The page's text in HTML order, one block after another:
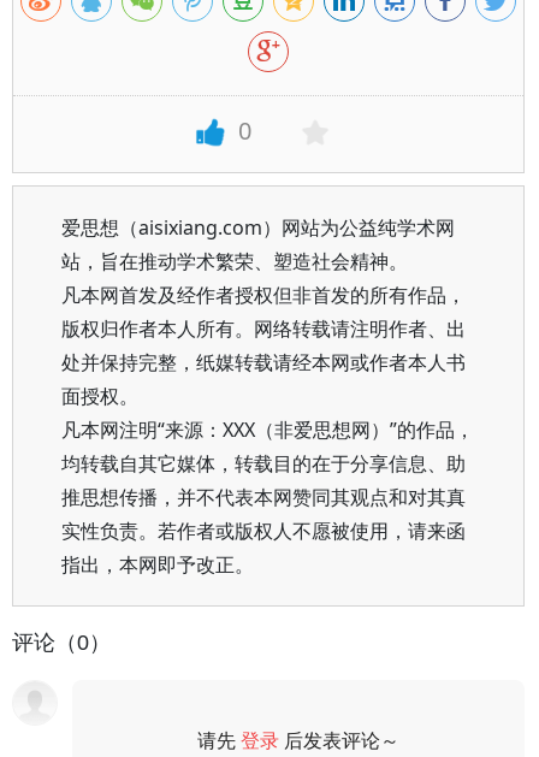
0
爱思想（aisixiang.com）网站为公益纯学术网
站，旨在推动学术繁荣、塑造社会精神。
凡本网首发及经作者授权但非首发的所有作品，
版权归作者本人所有。网络转载请注明作者、出
处并保持完整，纸媒转载请经本网或作者本人书
面授权。
凡本网注明“来源：XXX（非爱思想网）”的作品，
均转载自其它媒体，转载目的在于分享信息、助
推思想传播，并不代表本网赞同其观点和对其真
实性负责。若作者或版权人不愿被使用，请来函
指出，本网即予改正。
评论（0）
请先登录 后发表评论～